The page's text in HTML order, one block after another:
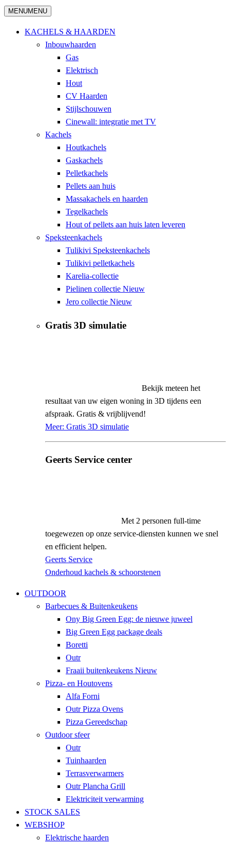
MENUMENU
KACHELS & HAARDEN
Inbouwhaarden
Gas
Elektrisch
Hout
CV Haarden
Stijlschouwen
Cinewall: integratie met TV
Kachels
Houtkachels
Gaskachels
Pelletkachels
Pellets aan huis
Massakachels en haarden
Tegelkachels
Hout of pellets aan huis laten leveren
Speksteenkachels
Tulikivi Speksteenkachels
Tulikivi pelletkachels
Karelia-collectie
Pielinen collectie Nieuw
Jero collectie Nieuw
Gratis 3D simulatie
Bekijk meteen het
resultaat van uw eigen woning in 3D tijdens een
afspraak. Gratis & vrijblijvend!
Meer: Gratis 3D simulatie
Geerts Service center
Met 2 personen full-time
toegewezen op onze service-diensten kunnen we snel
en efficient helpen.
Geerts Service
Onderhoud kachels & schoorstenen
OUTDOOR
Barbecues & Buitenkeukens
Ony Big Green Egg: de nieuwe juweel
Big Green Egg package deals
Boretti
Outr
Fraaii buitenkeukens Nieuw
Pizza- en Houtovens
Alfa Forni
Outr Pizza Ovens
Pizza Gereedschap
Outdoor sfeer
Outr
Tuinhaarden
Terrasverwarmers
Outr Plancha Grill
Elektriciteit verwarming
STOCK SALES
WEBSHOP
Elektrische haarden